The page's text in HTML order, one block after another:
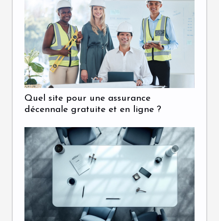
Quel site pour une assurance
décennale gratuite et en ligne ?